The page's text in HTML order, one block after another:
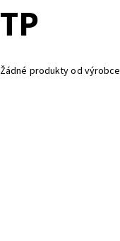
TP
Žádné produkty od výrobce